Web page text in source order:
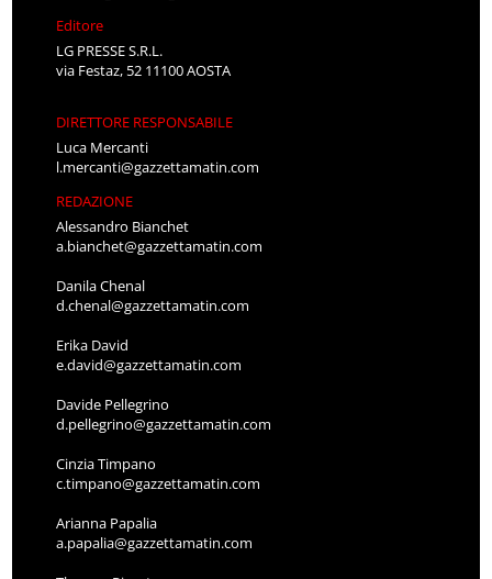
Editore
LG PRESSE S.R.L.
via Festaz, 52 11100 AOSTA
DIRETTORE RESPONSABILE
Luca Mercanti
l.mercanti@gazzettamatin.com
REDAZIONE
Alessandro Bianchet
a.bianchet@gazzettamatin.com
Danila Chenal
d.chenal@gazzettamatin.com
Erika David
e.david@gazzettamatin.com
Davide Pellegrino
d.pellegrino@gazzettamatin.com
Cinzia Timpano
c.timpano@gazzettamatin.com
Arianna Papalia
a.papalia@gazzettamatin.com